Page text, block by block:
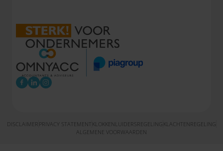
DISCLAIMER PRIVACY STATEMENT KLOKKENLUIDERSREGELING KLACHTENREGELING
ALGEMENE VOORWAARDEN